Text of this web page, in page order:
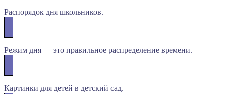
Распорядок дня школьников.
Режим дня — это правильное распределение времени.
Картинки для детей в детский сад.